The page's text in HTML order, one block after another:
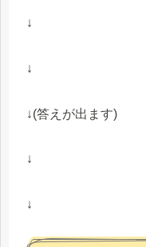
↓
↓
↓(答えが出ます)
↓
↓